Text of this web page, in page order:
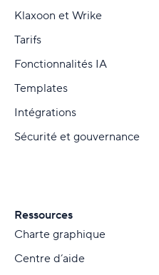
Klaxoon et Wrike
Tarifs
Fonctionnalités IA
Templates
Intégrations
Sécurité et gouvernance
Ressources
Charte graphique
Centre d’aide